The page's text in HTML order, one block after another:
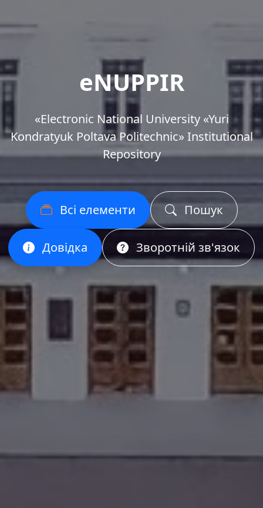
eNUPPIR
«Еlectronic National University «Yuri
Kondratyuk Poltava Politechnic» Institutional
Repository
Всі елементи Пошук
Довідка Зворотній зв'язок